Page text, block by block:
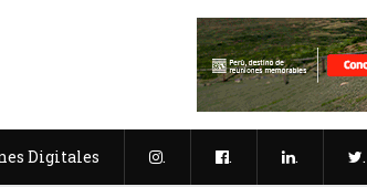
Digitales . . . .